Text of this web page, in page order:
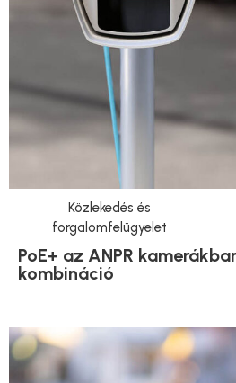
Közlekedés és
forgalomfelügyelet
PoE+ az ANPR
kombináció